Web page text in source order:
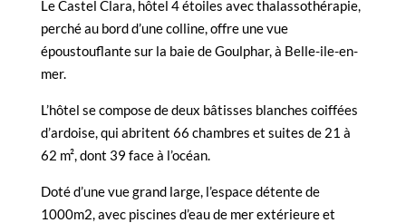
Le Castel Clara, hôtel 4 étoiles avec thalassothérapie,
perché au bord d’une colline, offre une vue
époustouflante sur la baie de Goulphar, à Belle-ile-en-
mer.
L’hôtel se compose de deux bâtisses blanches coiffées
d’ardoise, qui abritent 66 chambres et suites de 21 à
62 m², dont 39 face à l’océan.
Doté d’une vue grand large, l’espace détente de
1000m2, avec piscines d’eau de mer extérieure et